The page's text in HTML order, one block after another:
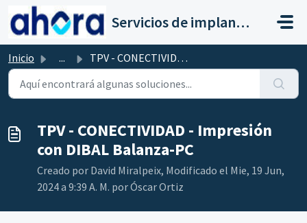
Saltar al contenido principal
Servicios de implantación a clientes de Ahora
Inicio ... TPV - CONECTIVIDAD - Impresión con DIBAL Balanza-PC
TPV - CONECTIVIDAD - Impresión
con DIBAL Balanza-PC
Creado por David Miralpeix, Modificado el Mie, 19 Jun,
2024 a 9:39 A. M. por Óscar Ortiz